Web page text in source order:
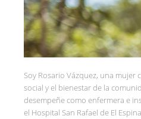
Soy Rosario Vázquez, una mujer
social y el bienestar de la
desempeñe como enfermera e
el Hospital San Rafael de El